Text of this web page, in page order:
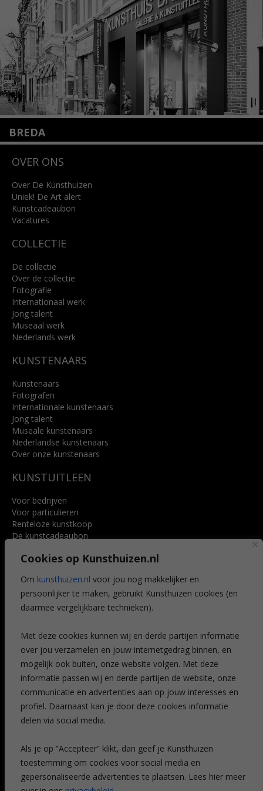
Cookies op Kunsthuizen.nl
Om kunsthuizen.nl voor jou nog makkelijker en
persoonlijker te maken, gebruikt Kunsthuizen cookies (en
daarmee vergelijkbare technieken).
Met deze cookies kunnen wij en derde partijen informatie
over jou verzamelen en jouw internetgedrag binnen, en
mogelijk ook buiten, onze website volgen. Met deze
informatie passen wij en derde partijen de website, onze
communicatie en advertenties aan op jouw interesses en
profiel. Daarnaast kan je door deze cookies informatie
delen via social media.
Als je op “Accepteer” klikt, dan geef je Kunsthuizen
toestemming om cookies voor social media en
gepersonaliseerde advertenties te plaatsen. Lees hier meer
Lees meer
BREDA
4818 SB Breda
info@kunsthuisbreda.nl
Lees meer
OVER ONS
Over De Kunsthuizen
Uniek! De Art alert
Kunstcadeaubon
Vacatures
COLLECTIE
De collectie
Over de collectie
Fotografie
Internationaal werk
Jong talent
Museaal werk
Nederlands werk
KUNSTENAARS
Kunstenaars
Fotografen
Internationale kunstenaars
Jong talent
Museale kunstenaars
Nederlandse kunstenaars
Over onze kunstenaars
KUNSTUITLEEN
Voor bedrijven
Voor particulieren
Renteloze kunstkoop
De kunstcadeaubon
Voordelen
Veelgestelde vragen
CONTACT
Leiden
Amsterdam
Breda
Favorieten
Mijn art alert
NIEUWSBRIEF